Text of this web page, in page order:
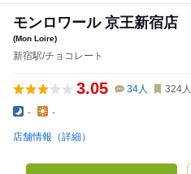
モンロワール 京王新宿店
(Mon Loire)
新宿駅/チョコレート
3.05 34人 324人
- -
店舗情報（詳細）